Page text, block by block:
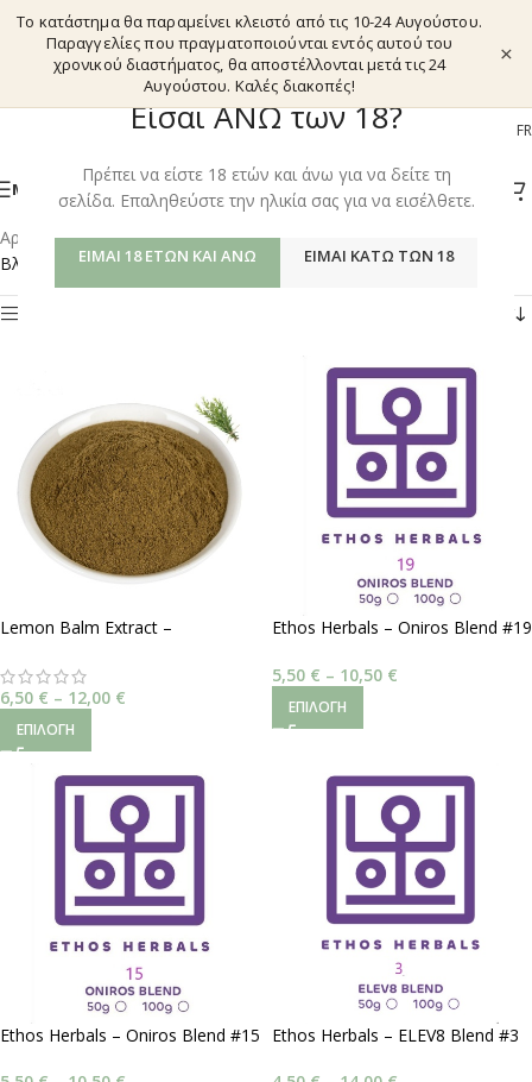
Είσαι ΑΝΩ των 18?
Πρέπει να είστε 18 ετών και άνω για να δείτε τη
σελίδα. Επαληθεύστε την ηλικία σας για να εισέλθετε.
ΕΊΜΑΙ 18 ΕΤΏΝ ΚΑΙ ΆΝΩ ΕΊΜΑΙ ΚΆΤΩ ΤΩΝ 18
Το κατάστημα θα παραμείνει κλειστό από τις 10-24 Αυγούστου.
Παραγγελίες που πραγματοποιούνται εντός αυτού του
χρονικού διαστήματος, θα αποστέλλονται μετά τις 24
Αυγούστου. Καλές διακοπές!
×
EL FR
ΜΕΝΟΎ
Αρχική σελίδα/Shop/Προϊόντα με ετικέτα “LEMON BALM”
Βλέπετε 13–13 από 13 αποτελέσματα
Lemon Balm Extract –
6,50 € – 12,00 €
ΕΠΙΛΟΓΉ
Ethos Herbals – Oniros Blend #19
5,50 € – 10,50 €
ΕΠΙΛΟΓΉ
Ethos Herbals – Oniros Blend #15
Ethos Herbals – ELEV8 Blend #3